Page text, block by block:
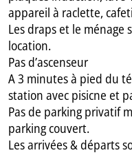
appareil à raclette,
Les draps et le ménage
location.
Pas d’ascenseur
A 3 minutes à pied du
station avec pisicne et
Pas de parking privatif
parking couvert.
Les arrivées & départs